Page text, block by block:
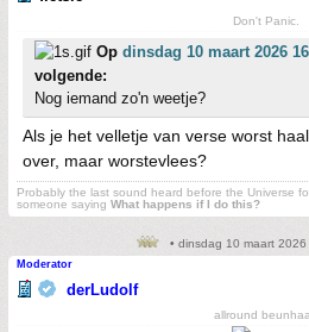
Don't Panic.
Op dinsdag 10 maart 2026
volgende:
Nog iemand zo'n weetje?
Als je het velletje van verse worst
over, maar worstevlees?
Probably the last sound heard before the Universe
someone saying What happens if I do this?
• dinsdag 10 maart 2026
Moderator
derLudolf
allround